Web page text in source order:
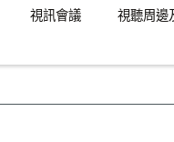
視訊會議 視聽周邊